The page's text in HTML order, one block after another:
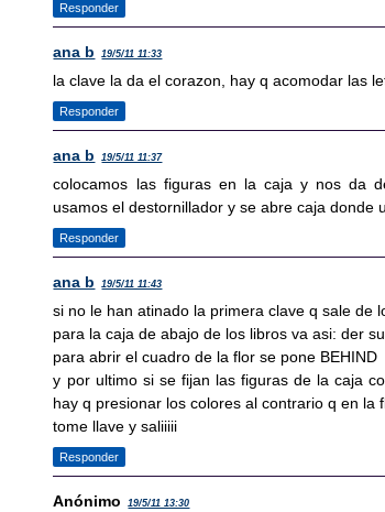
Responder
ana b 19/5/11 11:33
la clave la da el corazon, hay q acomodar las
Responder
ana b 19/5/11 11:37
colocamos las figuras en la caja y nos da
usamos el destornillador y se abre caja donde
Responder
ana b 19/5/11 11:43
si no le han atinado la primera clave q sale de
para la caja de abajo de los libros va asi: der
para abrir el cuadro de la flor se pone BEHIND
y por ultimo si se fijan las figuras de la caja
hay q presionar los colores al contrario q en la
tome llave y saliiiii
Responder
Anónimo 19/5/11 13:30